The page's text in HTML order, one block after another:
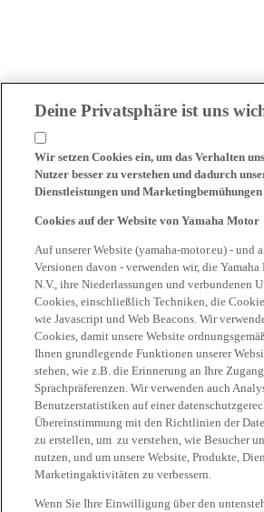
Deine Privatsphäre ist uns
Wir setzen Cookies ein, um das Verhalten
Nutzer besser zu verstehen und dadurch
Dienstleistungen und Marketingbemühungen
Cookies auf der Website von Yamaha Motor
Auf unserer Website (yamaha-motor.eu) - und
Versionen davon - verwenden wir, die
N.V., ihre Niederlassungen und verbundenen
Cookies, einschließlich Techniken, die
wie Javascript und Web Beacons. Wir
Cookies, damit unsere Website
Ihnen grundlegende Funktionen unserer
stehen, wie z.B. die Erinnerung an Ihre
Sprachpräferenzen. Wir verwenden auch
Benutzerstatistiken auf einer
Übereinstimmung mit den Richtlinien der
zu erstellen, um zu verstehen, wie Besucher
nutzen, und um unsere Website, Produkte,
Marketingaktivitäten zu verbessern.
Wenn Sie Ihre Einwilligung über den